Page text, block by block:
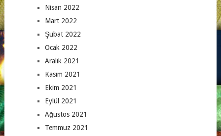
Nisan 2022
Mart 2022
Şubat 2022
Ocak 2022
Aralık 2021
Kasım 2021
Ekim 2021
Eylül 2021
Ağustos 2021
Temmuz 2021